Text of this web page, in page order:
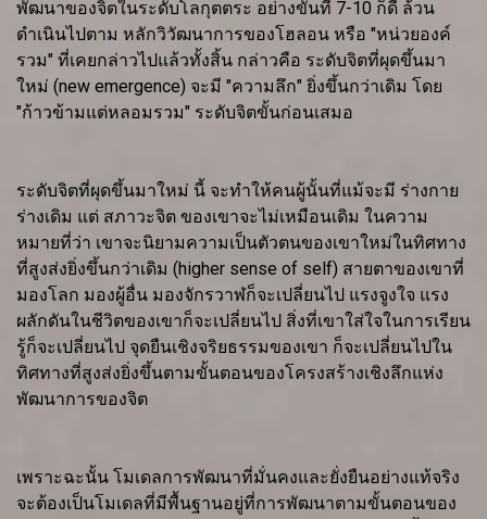
พัฒนาของจิตในระดับโลกุตตระ อย่างขั้นที่ 7-10 ก็ดี ล้วน
ดำเนินไปตาม หลักวิวัฒนาการของโฮลอน หรือ "หน่วยองค์
รวม" ที่เคยกล่าวไปแล้วทั้งสิ้น กล่าวคือ ระดับจิตที่ผุดขึ้นมา
ใหม่ (new emergence) จะมี "ความลึก" ยิ่งขึ้นกว่าเดิม โดย
"ก้าวข้ามแต่หลอมรวม" ระดับจิตขั้นก่อนเสมอ
ระดับจิตที่ผุดขึ้นมาใหม่ นี้ จะทำให้คนผู้นั้นที่แม้จะมี ร่างกาย
ร่างเดิม แต่ สภาวะจิต ของเขาจะไม่เหมือนเดิม ในความ
หมายที่ว่า เขาจะนิยามความเป็นตัวตนของเขาใหม่ในทิศทาง
ที่สูงส่งยิ่งขึ้นกว่าเดิม (higher sense of self) สายตาของเขาที่
มองโลก มองผู้อื่น มองจักรวาฬก็จะเปลี่ยนไป แรงจูงใจ แรง
ผลักดันในชีวิตของเขาก็จะเปลี่ยนไป สิ่งที่เขาใส่ใจในการเรียน
รู้ก็จะเปลี่ยนไป จุดยืนเชิงจริยธรรมของเขา ก็จะเปลี่ยนไปใน
ทิศทางที่สูงส่งยิ่งขึ้นตามขั้นตอนของโครงสร้างเชิงลึกแห่ง
พัฒนาการของจิต
เพราะฉะนั้น โมเดลการพัฒนาที่มั่นคงและยั่งยืนอย่างแท้จริง
จะต้องเป็นโมเดลที่มีพื้นฐานอยู่ที่การพัฒนาตามขั้นตอนของ